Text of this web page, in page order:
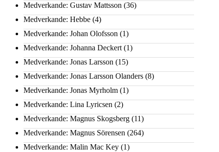
Medverkande: Gustav Mattsson (36)
Medverkande: Hebbe (4)
Medverkande: Johan Olofsson (1)
Medverkande: Johanna Deckert (1)
Medverkande: Jonas Larsson (15)
Medverkande: Jonas Larsson Olanders (8)
Medverkande: Jonas Myrholm (1)
Medverkande: Lina Lyricsen (2)
Medverkande: Magnus Skogsberg (11)
Medverkande: Magnus Sörensen (264)
Medverkande: Malin Mac Key (1)